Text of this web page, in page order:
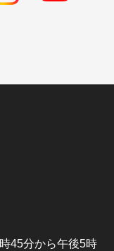
45分から午後5時